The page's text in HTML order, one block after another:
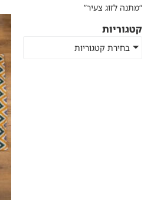
“מתנה לזוג צעיר”
קטגוריות
בחירת קטגוריות